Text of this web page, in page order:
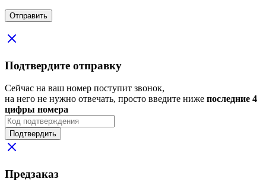
Подтвердите отправку
Сейчас на ваш номер поступит звонок,
на него не нужно отвечать, просто введите ниже последние 4
цифры номера
Подтвердить
Предзаказ